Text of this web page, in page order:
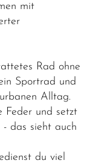
mit
Rad ohne
Sportrad und
Alltag.
Feder und setzt
das sieht auch
du viel